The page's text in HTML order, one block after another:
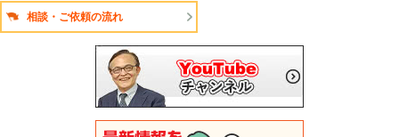
相談・ご依頼の流れ